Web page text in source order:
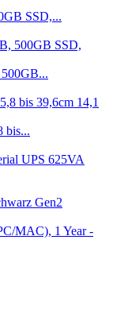
SSD,...
bis...
UPS 625VA
Gen2